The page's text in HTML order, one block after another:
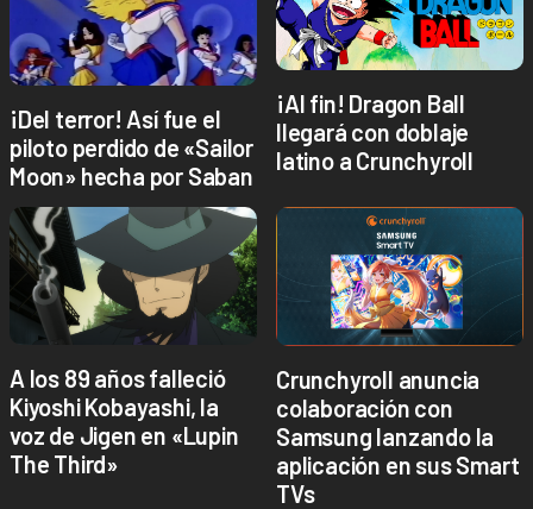
¡Del terror! Así fue el
piloto perdido de «Sailor
Moon» hecha por Saban
¡Al fin! Dragon Ball
llegará con doblaje
latino a Crunchyroll
A los 89 años falleció
Kiyoshi Kobayashi, la
voz de Jigen en «Lupin
The Third»
Crunchyroll anuncia
colaboración con
Samsung lanzando la
aplicación en sus Smart
TVs